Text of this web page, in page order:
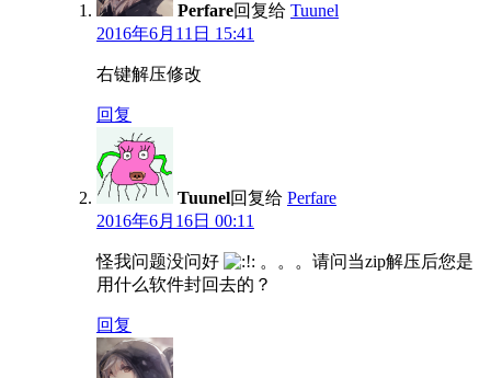
Perfare回复给 Tuunel
2016年6月11日 15:41
右键解压修改
回复
Tuunel回复给 Perfare
2016年6月16日 00:11
怪我问题没问好
。。。请问当zip解压后您是
用什么软件封回去的？
回复